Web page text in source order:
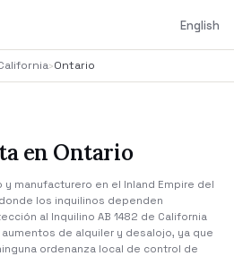
English
›Ontario
en Ontario
manufacturero en el Inland Empire del
los inquilinos dependen
al Inquilino AB 1482 de California
de alquiler y desalojo, ya que
ordenanza local de control de